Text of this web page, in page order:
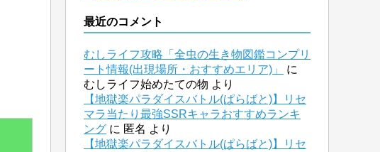
最近のコメント
むしライフ攻略「全虫の生き物図鑑コンプリ
ート情報(出現場所・おすすめエリア)」
に
むしライフ始めたての物 より
【地獄楽パラダイスバトル(ぱらばと)】リセ
マラ当たり最強SSRキャラおすすめランキ
ング に 匿名 より
【地獄楽パラダイスバトル(ぱらばと)】リセ